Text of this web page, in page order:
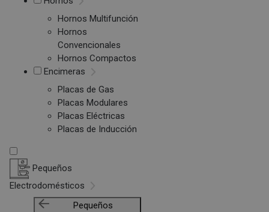
Hornos Multifunción
Hornos
Convencionales
Hornos Compactos
Encimeras
Placas de Gas
Placas Modulares
Placas Eléctricas
Placas de Inducción
Pequeños
Electrodomésticos
Pequeños